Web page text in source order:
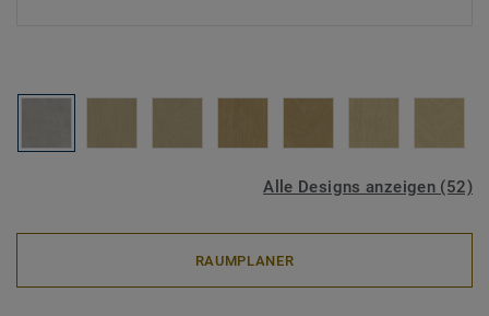
Alle Designs anzeigen (52)
RAUMPLANER